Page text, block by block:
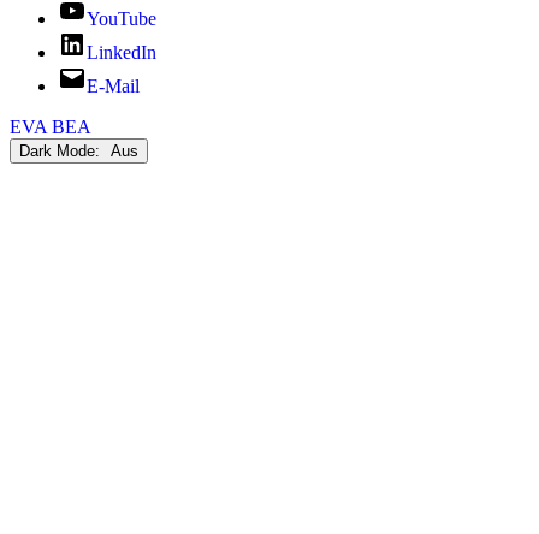
YouTube
LinkedIn
E-Mail
EVA BEA
Dark Mode: